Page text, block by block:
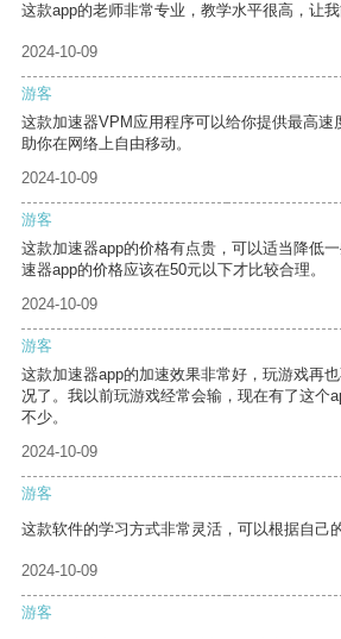
这款app的老师非常专业，教学水平很高，让我
2024-10-09
游客
这款加速器VPM应用程序可以给你提供最高速
助你在网络上自由移动。
2024-10-09
游客
这款加速器app的价格有点贵，可以适当降低
速器app的价格应该在50元以下才比较合理。
2024-10-09
游客
这款加速器app的加速效果非常好，玩游戏再
况了。我以前玩游戏经常会输，现在有了这个
不少。
2024-10-09
游客
这款软件的学习方式非常灵活，可以根据自己
2024-10-09
游客